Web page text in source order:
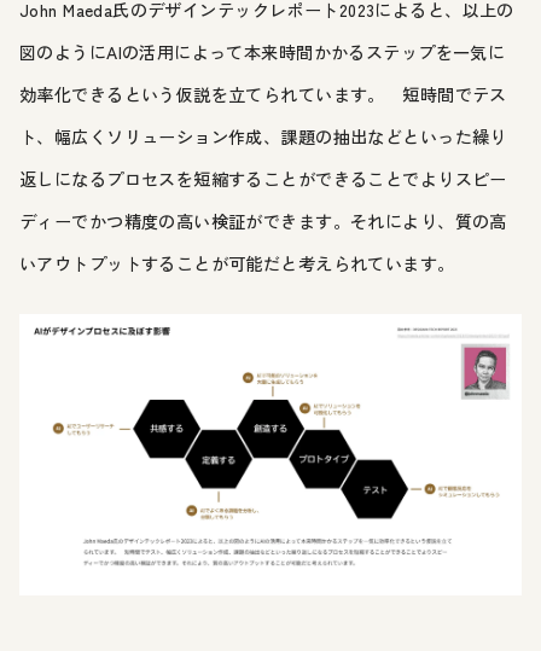
John Maeda氏のデザインテックレポート2023によると、以上の
図のようにAIの活用によって本来時間かかるステップを一気に
効率化できるという仮説を立てられています。 短時間でテス
ト、幅広くソリューション作成、課題の抽出などといった繰り
返しになるプロセスを短縮することができることでよりスピー
ディーでかつ精度の高い検証ができます。それにより、質の高
いアウトプットすることが可能だと考えられています。